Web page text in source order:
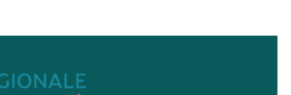
la fécondation